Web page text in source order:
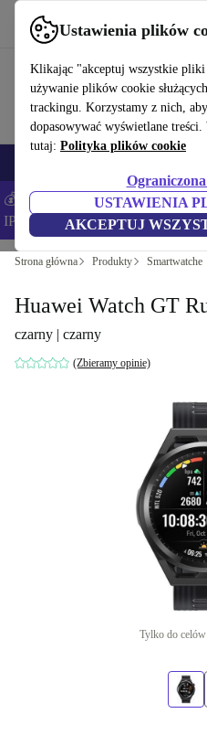
Ustawienia plików
Klikając "akceptuj wszystkie pliki
używanie plików cookie
trackingu. Korzystamy z nich,
dopasowywać wyświetlane
tutaj: Polityka plików cookie
USTAWIENIA
AKCEPTUJ
Korzystaj z refurbed szybko i łatwo
💰Zaoszczędź DODATKOWE
IPHONEDEAL –Regulamin
Strona główna Produkty Smartwatche
Huawei Watch GT
czarny | czarny
(Zbieramy opinie)
Tylko do